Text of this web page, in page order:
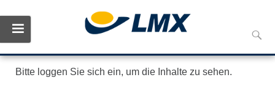
to
Bitte loggen Sie sich ein, um die Inhalte zu sehen.